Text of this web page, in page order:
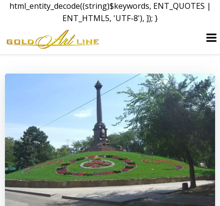
html_entity_decode((string)$keywords, ENT_QUOTES |
ENT_HTML5, 'UTF-8'), ]); }